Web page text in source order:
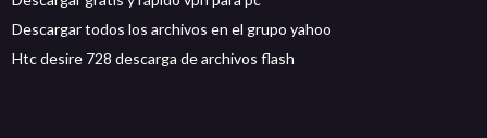
Descargar todos los archivos en el grupo yahoo
Htc desire 728 descarga de archivos flash